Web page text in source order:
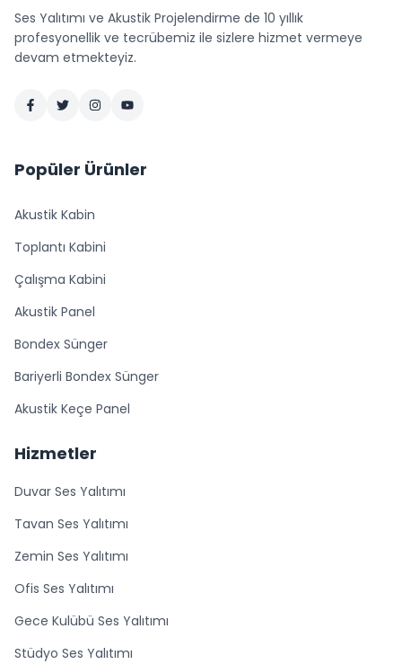
Ses Yalıtımı ve Akustik Projelendirme de 10 yıllık
profesyonellik ve tecrübemiz ile sizlere hizmet vermeye
devam etmekteyiz.
Popüler Ürünler
Akustik Kabin
Toplantı Kabini
Çalışma Kabini
Akustik Panel
Bondex Sünger
Bariyerli Bondex Sünger
Akustik Keçe Panel
Hizmetler
Duvar Ses Yalıtımı
Tavan Ses Yalıtımı
Zemin Ses Yalıtımı
Ofis Ses Yalıtımı
Gece Kulübü Ses Yalıtımı
Stüdyo Ses Yalıtımı